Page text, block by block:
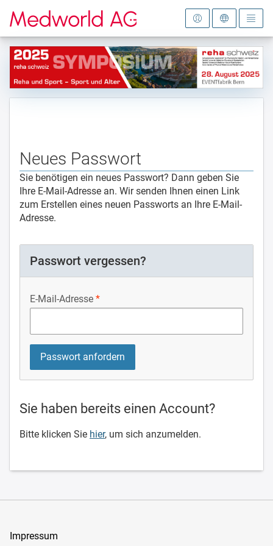
Zur Startseite
Neues Passwort
Sie benötigen ein neues Passwort? Dann geben Sie
Ihre E-Mail-Adresse an. Wir senden Ihnen einen Link
zum Erstellen eines neuen Passworts an Ihre E-Mail-
Adresse.
Passwort vergessen?
E-Mail-Adresse
Sie haben bereits einen Account?
Bitte klicken Sie hier, um sich anzumelden.
Impressum